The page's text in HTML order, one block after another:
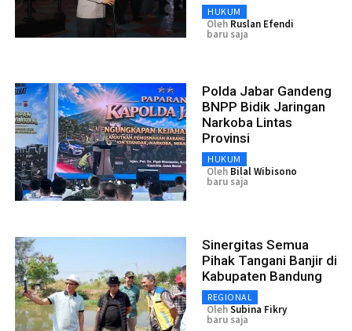
HUKUM
Oleh Ruslan Efendi
baru saja
Polda Jabar Gandeng
BNPP Bidik Jaringan
Narkoba Lintas
Provinsi
HUKUM
Oleh Bilal Wibisono
baru saja
Sinergitas Semua
Pihak Tangani Banjir di
Kabupaten Bandung
REGIONAL
OlehSubina Fikry
baru saja